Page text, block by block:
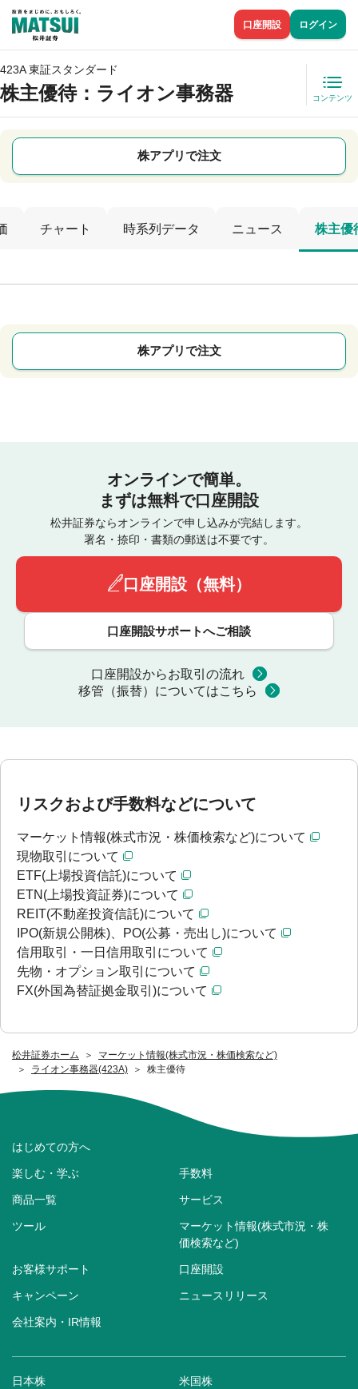
口座開設 ログイン
松井証券ホーム
マーケット情報(株式市況・株価検索など)
ライオン事務器(423A)
株主優待
423A 東証スタンダード
株主優待：ライオン事務器 コンテンツ
株アプリで注文
チャート 時系列データ ニュース 株主優
株アプリで注文
オンラインで簡単。
まずは無料で口座開設
松井証券ならオンラインで申し込みが完結します。
署名・捺印・書類の郵送は不要です。
口座開設（無料）
口座開設サポートへご相談
口座開設からお取引の流れ
移管（振替）についてはこちら
リスクおよび手数料などについて
マーケット情報(株式市況・株価検索など)について
現物取引について
ETF(上場投資信託)について
ETN(上場投資証券)について
REIT(不動産投資信託)について
IPO(新規公開株)、PO(公募・売出し)について
信用取引・一日信用取引について
先物・オプション取引について
FX(外国為替証拠金取引)について
はじめての方へ
楽しむ・学ぶ 手数料
商品一覧 サービス
ツール
マーケット情報(株式市況・株
価検索など)
お客様サポート 口座開設
キャンペーン ニュースリリース
会社案内・IR情報
日本株 米国株